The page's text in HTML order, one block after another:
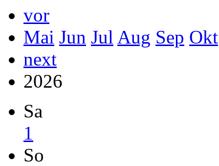
vor
Mai Jun Jul Aug Sep Okt
next
2026
Sa
1
So